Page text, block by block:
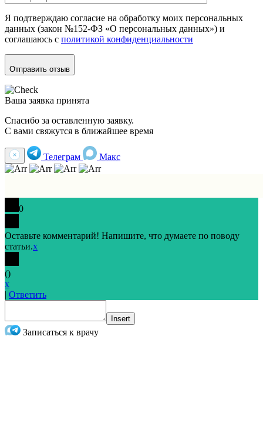
Я подтверждаю согласие на обработку моих персональных
данных (закон №152-ФЗ «О персональных данных») и
соглашаюсь с политикой конфиденциальности
Отправить отзыв
Ваша заявка принята
Спасибо за оставленную заявку.
С вами свяжутся в ближайшее время
Телеграм Макс
0
Оставьте комментарий! Напишите, что думаете по поводу
статьи.x
()
x
| Ответить
Insert
Записаться к врачу